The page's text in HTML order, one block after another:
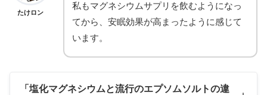
たけロン
私もマグネシウムサプリを飲むようになっ
てから、安眠効果が高まったように感じて
います。
「塩化マグネシウムと流行のエプソムソルトの違